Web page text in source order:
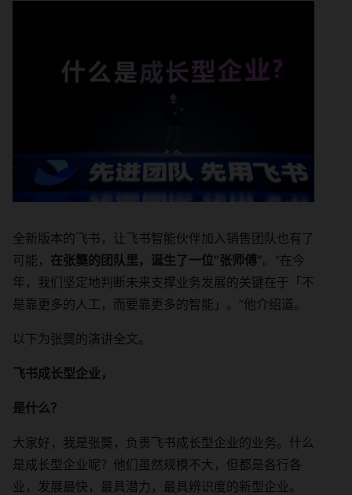
全新版本的飞书，让飞书智能伙伴加入销售团队也有了
可能， 在张龑的团队里，诞生了一位“张师傅”。“在今
年，我们坚定地判断未来支撑业务发展的关键在于「不
是靠更多的人工，而要靠更多的智能」。”他介绍道。
以下为张龑的演讲全文。
飞书成长型企业，
是什么？
大家好，我是张龑，负责飞书成长型企业的业务。什么
是成长型企业呢？他们虽然规模不大，但都是各行各
业，发展最快，最具潜力，最具辨识度的新型企业。